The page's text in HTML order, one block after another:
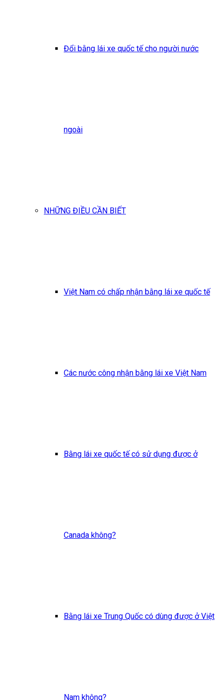
Đổi bằng lái xe quốc tế cho người nước
ngoài
NHỮNG ĐIỀU CẦN BIẾT
Việt Nam có chấp nhận bằng lái xe quốc tế
Các nước công nhận bằng lái xe Việt Nam
Bằng lái xe quốc tế có sử dụng được ở
Canada không?
Bằng lái xe Trung Quốc có dùng được ở Việt
Nam không?